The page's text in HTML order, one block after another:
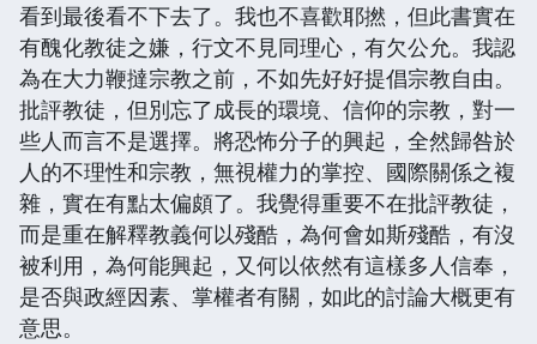
看到最後看不下去了。我也不喜歡耶撚，但此書實在
有醜化教徒之嫌，行文不見同理心，有欠公允。我認
為在大力鞭撻宗教之前，不如先好好提倡宗教自由。
批評教徒，但別忘了成長的環境、信仰的宗教，對一
些人而言不是選擇。將恐怖分子的興起，全然歸咎於
人的不理性和宗教，無視權力的掌控、國際關係之複
雜，實在有點太偏頗了。我覺得重要不在批評教徒，
而是重在解釋教義何以殘酷，為何會如斯殘酷，有沒
被利用，為何能興起，又何以依然有這樣多人信奉，
是否與政經因素、掌權者有關，如此的討論大概更有
意思。